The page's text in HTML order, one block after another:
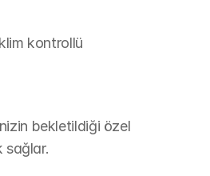
kontrollü
bekletildiği özel
sağlar.